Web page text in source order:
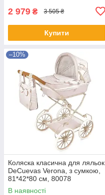
2 979 ₴ 3 505 ₴
Купити
–10%
Коляска класична для ляльок
DeCuevas Verona, з сумкою,
81*42*80 см, 80078
В наявності